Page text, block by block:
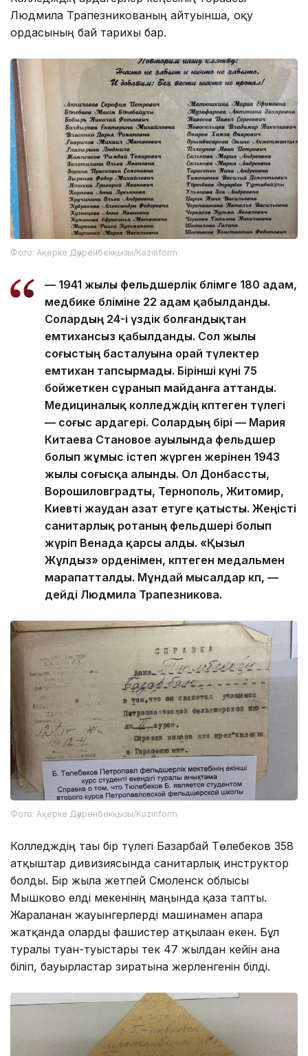
Людмила Трапезникованың айтуынша, оқу
ордасының бай тарихы бар.
Фото: Ақерке Дәуренбекқызы/Kazinform
— 1941 жылы фельдшерлік бөлімге 180 адам,
медбике бөліміне 22 адам қабылданды.
Солардың 24-і үздік болғандықтан
емтихансыз қабылданды. Сол жылы
соғыстың басталуына орай түлектер
емтихан тапсырмады. Бірінші күні 75
бойжеткен сұранып майданға аттанды.
Медициналық колледждің көптеген түлегі
— соғыс ардагері. Солардың бірі — Мария
Китаева Становое ауылында фельдшер
болып жұмыс істеп жүрген жерінен 1943
жылы соғысқа алынды. Ол Донбассты,
Ворошиловградты, Тернополь, Житомир,
Киевті жаудан азат етуге қатысты. Жеңісті
санитарлық ротаның фельдшері болып
жүріп Венада қарсы алды. «Қызыл
Жұлдыз» орденімен, көптеген медальмен
марапатталды. Мұндай мысалдар көп, —
дейді Людмила Трапезникова.
Фото: Ақерке Дәуренбекқызы/Kazinform
Колледждің тағы бір түлегі Базарбай Төлебеков 358
атқыштар дивизиясында санитарлық инструктор
болды. Бір жылға жетпей Смоленск облысы
Мышково елді мекенінің маңында қаза тапты.
Жараланған жауынгерлерді машинамен апара
жатқанда оларды фашистер атқылаған екен. Бұл
туралы туған-туыстары тек 47 жылдан кейін ғана
біліп, бауырластар зиратына жерленгенін білді.